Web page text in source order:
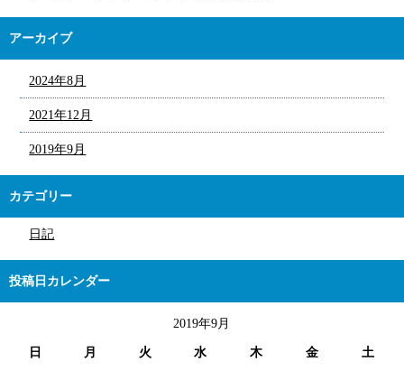
アーカイブ
2024年8月
2021年12月
2019年9月
カテゴリー
日記
投稿日カレンダー
2019年9月
日 月 火 水 木 金
土